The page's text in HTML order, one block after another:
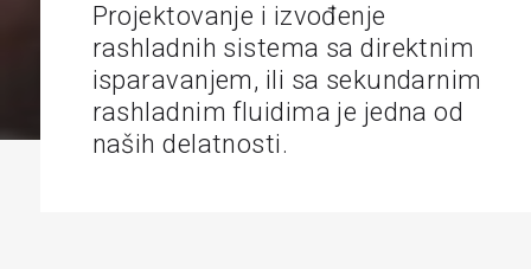
Projektovanje i izvođenje
rashladnih sistema sa direktnim
isparavanjem, ili sa sekundarnim
rashladnim fluidima je jedna od
naših delatnosti.